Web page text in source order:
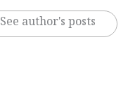
See author's posts